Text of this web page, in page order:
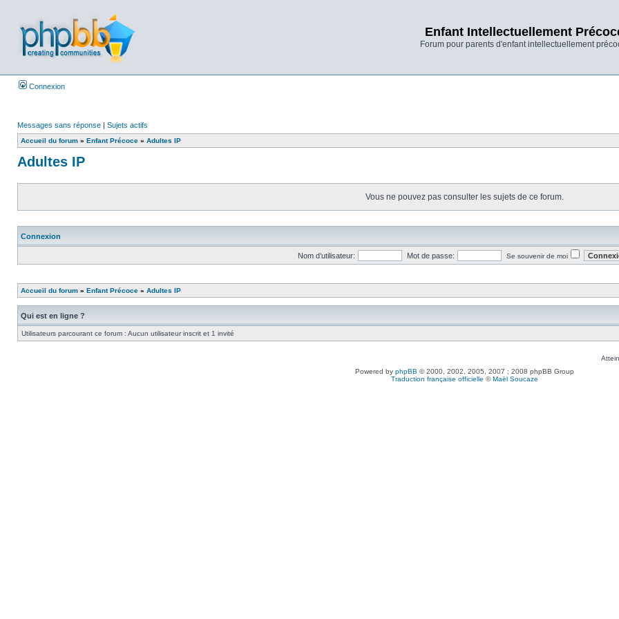
Enfant Intellectuellement
Forum pour parents d'enfant intellectuellement
Connexion
Messages sans réponse | Sujets actifs
Accueil du forum » Enfant Précoce » Adultes IP
Adultes IP
Vous ne pouvez pas consulter les sujets de ce forum.
Connexion
Nom d’utilisateur: Mot de passe: Se souvenir de moi
Accueil du forum » Enfant Précoce » Adultes IP
Qui est en ligne ?
Utilisateurs parcourant ce forum : Aucun utilisateur inscrit et 1 invité
Powered by phpBB © 2000, 2002, 2005, 2007 ; 2008 phpBB Group
Traduction française officielle ©Maël Soucaze